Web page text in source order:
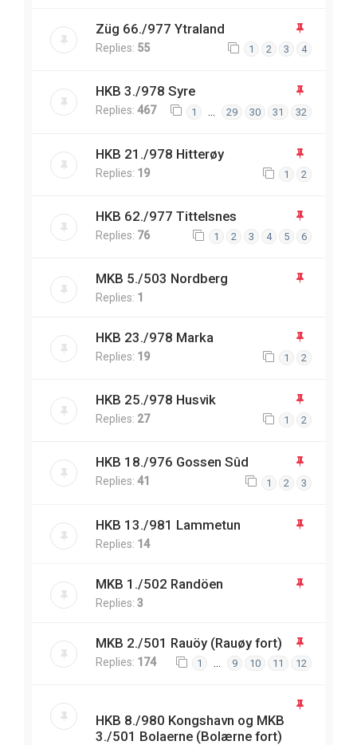
Züg 66./977 Ytraland
Replies: 55 1 2 3 4
HKB 3./978 Syre
Replies: 467 1 29 30 31 32
HKB 21./978 Hitterøy
Replies: 19 1 2
HKB 62./977 Tittelsnes
Replies: 76 1 2 3 4 5 6
MKB 5./503 Nordberg
Replies: 1
HKB 23./978 Marka
Replies: 19 1 2
HKB 25./978 Husvik
Replies: 27 1 2
HKB 18./976 Gossen Sûd
Replies: 41 1 2 3
HKB 13./981 Lammetun
Replies: 14
MKB 1./502 Randöen
Replies: 3
MKB 2./501 Rauöy (Rauøy fort)
Replies: 174 1 9 10 11 12
HKB 8./980 Kongshavn og MKB
3./501 Bolaerne (Bolærne fort)